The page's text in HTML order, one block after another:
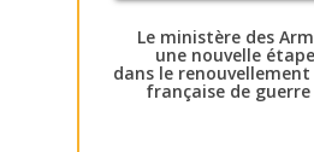
Le ministère des
une nouvelle
dans le
française de